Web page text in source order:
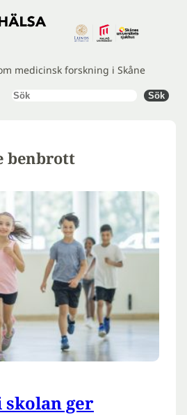
medicinsk forskning i Skåne
Sök Sök
benbrott
ger